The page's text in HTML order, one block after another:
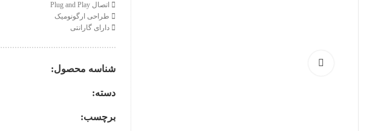
اتصال Plug and Play
طراحی ارگونومیک
دارای گارانتی
شناسه محصول:
دسته:
برچسب: